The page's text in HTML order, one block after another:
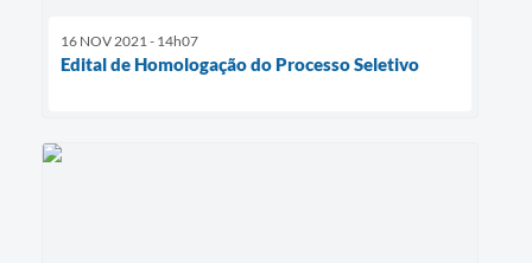
16 NOV 2021 - 14h07
Edital de Homologação do Processo Seletivo